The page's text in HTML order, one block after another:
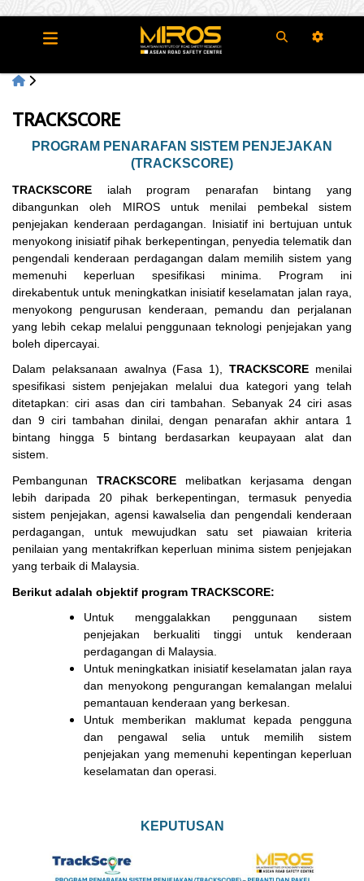
TRACKSCORE
PROGRAM PENARAFAN SISTEM PENJEJAKAN
(TRACKSCORE)
TRACKSCORE ialah program penarafan bintang yang
dibangunkan oleh MIROS untuk menilai pembekal sistem
penjejakan kenderaan perdagangan. Inisiatif ini bertujuan untuk
menyokong inisiatif pihak berkepentingan, penyedia telematik dan
pengendali kenderaan perdagangan dalam memilih sistem yang
memenuhi keperluan spesifikasi minima. Program ini
direkabentuk untuk meningkatkan inisiatif keselamatan jalan raya,
menyokong pengurusan kenderaan, pemandu dan perjalanan
yang lebih cekap melalui penggunaan teknologi penjejakan yang
boleh dipercayai.
Dalam pelaksanaan awalnya (Fasa 1),TRACKSCORE menilai
spesifikasi sistem penjejakan melalui dua kategori yang telah
ditetapkan: ciri asas dan ciri tambahan. Sebanyak 24 ciri asas
dan 9 ciri tambahan dinilai, dengan penarafan akhir antara 1
bintang hingga 5 bintang berdasarkan keupayaan alat dan
sistem.
Pembangunan TRACKSCORE melibatkan kerjasama dengan
lebih daripada 20 pihak berkepentingan, termasuk penyedia
sistem penjejakan, agensi kawalselia dan pengendali kenderaan
perdagangan, untuk mewujudkan satu set piawaian kriteria
penilaian yang mentakrifkan keperluan minima sistem penjejakan
yang terbaik di Malaysia.
Berikut adalah objektif program TRACKSCORE:
Untuk menggalakkan penggunaan sistem
penjejakan berkualiti tinggi untuk kenderaan
perdagangan di Malaysia.
Untuk meningkatkan inisiatif keselamatan jalan raya
dan menyokong pengurangan kemalangan melalui
pemantauan kenderaan yang berkesan.
Untuk memberikan maklumat kepada pengguna
dan pengawal selia untuk memilih sistem
penjejakan yang memenuhi kepentingan keperluan
keselamatan dan operasi.
KEPUTUSAN